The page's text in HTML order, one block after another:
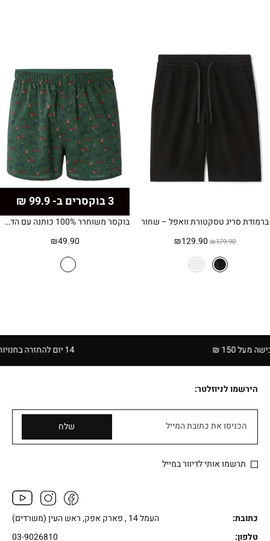
ברמודת סריג טסקטורת וואפל – שחור
₪179.90
המחיר
היה:
₪129.90 המחיר
3 בוקסרים ב- 99.9 ₪
בוקסר משוחרר 100% כותנה עם הדפס קטנועים -ירוק
₪49.90
₪
הירשמו לניוזלטר:
הכניסו את כתובת המייל שלח
תרשמו אותי לדיוור במייל
כתובת:
העמל 14 , פארק אפק, ראש העין (משרדים)
טלפון:
03-9026810